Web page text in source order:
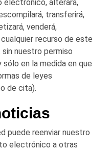
electrónico, alterará,
transferirá,
venderá,
recurso de este
nuestro permiso
en la medida en que
de leyes
de cita).
puede reenviar nuestro
electrónico a otras